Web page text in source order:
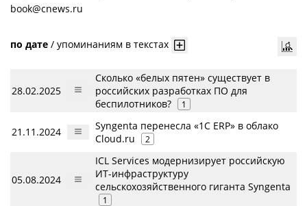
book@cnews.ru
по дате / упоминаниям в текстах
28.02.2025
Сколько «белых пятен» существует в
российских разработках ПО для
беспилотников?
1
21.11.2024
Syngenta перенесла «1С ERP» в облако
Cloud.ru
2
05.08.2024
ICL Services модернизирует российскую
ИТ-инфраструктуру
сельскохозяйственного гиганта Syngenta
1